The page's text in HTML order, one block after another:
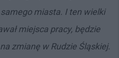
miasta. I ten wielki
miejsca pracy, będzie
zmianę w Rudzie Śląskiej.